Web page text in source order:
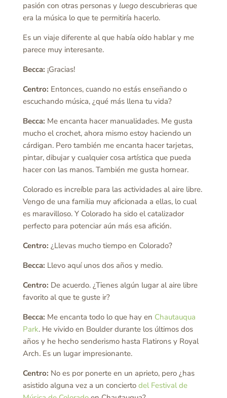
pasión con otras personas y luegodescubrieras que
era la música lo que te permitiría hacerlo.
Es un viaje diferente al que había oído hablar y me
parece muy interesante.
Becca: ¡Gracias!
Centro: Entonces, cuando no estás enseñando o
escuchando música, ¿qué más llena tu vida?
Becca: Me encanta hacer manualidades. Me gusta
mucho el crochet, ahora mismo estoy haciendo un
cárdigan. Pero también me encanta hacer tarjetas,
pintar, dibujar y cualquier cosa artística que pueda
hacer con las manos. También me gusta hornear.
Colorado es increíble para las actividades al aire libre.
Vengo de una familia muy aficionada a ellas, lo cual
es maravilloso. Y Colorado ha sido el catalizador
perfecto para potenciar aún más esa afición.
Centro: ¿Llevas mucho tiempo en Colorado?
Becca: Llevo aquí unos dos años y medio.
Centro: De acuerdo. ¿Tienes algún lugar al aire libre
favorito al que te guste ir?
Becca: Me encanta todo lo que hay en Chautauqua
Park. He vivido en Boulder durante los últimos dos
años y he hecho senderismo hasta Flatirons y Royal
Arch. Es un lugar impresionante.
Centro: No es por ponerte en un aprieto, pero ¿has
asistido alguna vez a un concierto del Festival de